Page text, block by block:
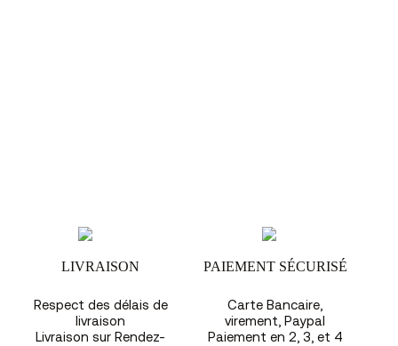
LIVRAISON
Respect des délais de
livraison
Livraison sur Rendez-
PAIEMENT SÉCURISÉ
Carte Bancaire,
virement, Paypal
Paiement en 2, 3, et 4